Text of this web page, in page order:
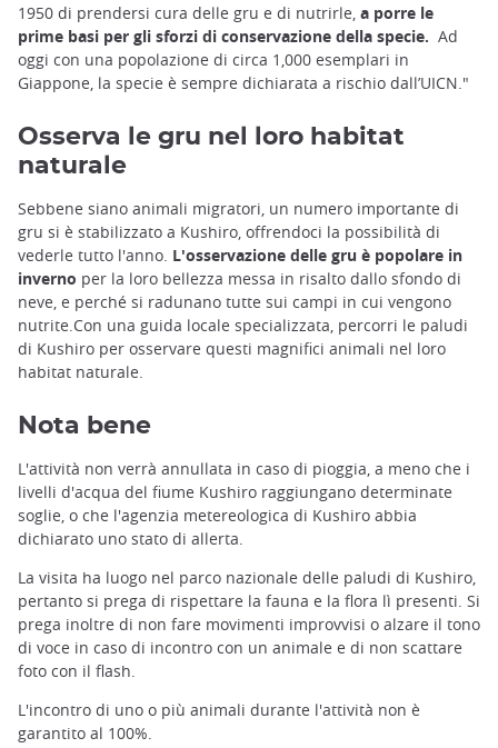
1950 di prendersi cura delle gru e di nutrirle, a porre le
prime basi per gli sforzi di conservazione della specie. Ad
oggi con una popolazione di circa 1,000 esemplari in
Giappone, la specie è sempre dichiarata a rischio dall’UICN."
Osserva le gru nel loro habitat
naturale
Sebbene siano animali migratori, un numero importante di
gru si è stabilizzato a Kushiro, offrendoci la possibilità di
vederle tutto l'anno. L'osservazione delle gru è popolare in
inverno per la loro bellezza messa in risalto dallo sfondo di
neve, e perché si radunano tutte sui campi in cui vengono
nutrite.Con una guida locale specializzata, percorri le paludi
di Kushiro per osservare questi magnifici animali nel loro
habitat naturale.
Nota bene
L'attività non verrà annullata in caso di pioggia, a meno che i
livelli d'acqua del fiume Kushiro raggiungano determinate
soglie, o che l'agenzia metereologica di Kushiro abbia
dichiarato uno stato di allerta.
La visita ha luogo nel parco nazionale delle paludi di Kushiro,
pertanto si prega di rispettare la fauna e la flora lì presenti. Si
prega inoltre di non fare movimenti improvvisi o alzare il tono
di voce in caso di incontro con un animale e di non scattare
foto con il flash.
L'incontro di uno o più animali durante l'attività non è
garantito al 100%.